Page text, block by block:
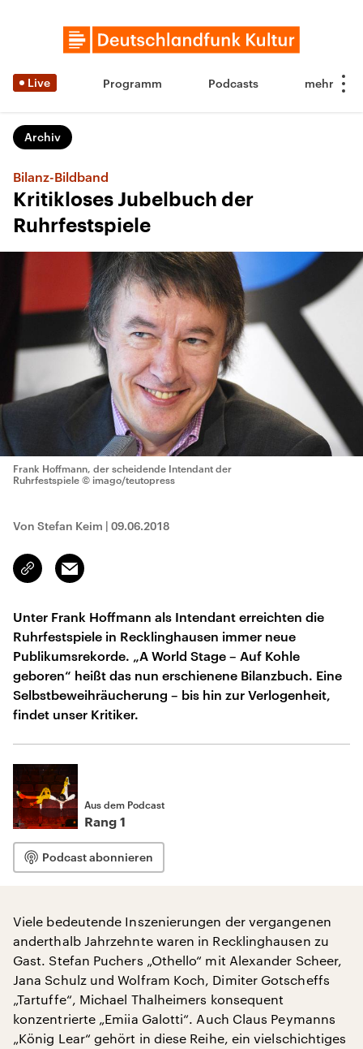
Live Programm Podcasts
Archiv
Bilanz-Bildband
Kritikloses Jubelbuch der
Ruhrfestspiele
Frank Hoffmann, der scheidende Intendant der
Ruhrfestspiele © imago/teutopress
Von Stefan Keim | 09.06.2018
Link
kopieren/teilen
Email
Unter Frank Hoffmann als Intendant erreichten die
Ruhrfestspiele in Recklinghausen immer neue
Publikumsrekorde. „A World Stage – Auf Kohle
geboren“ heißt das nun erschienene Bilanzbuch. Eine
Selbstbeweihräucherung – bis hin zur Verlogenheit,
findet unser Kritiker.
Aus dem Podcast
Rang 1
Podcast abonnieren
Viele bedeutende Inszenierungen der vergangenen
anderthalb Jahrzehnte waren in Recklinghausen zu
Gast. Stefan Puchers „Othello“ mit Alexander Scheer,
Jana Schulz und Wolfram Koch, Dimiter Gotscheffs
„Tartuffe“, Michael Thalheimers konsequent
konzentrierte „Emiia Galotti“. Auch Claus Peymanns
„König Lear“ gehört in diese Reihe, ein vielschichtiges